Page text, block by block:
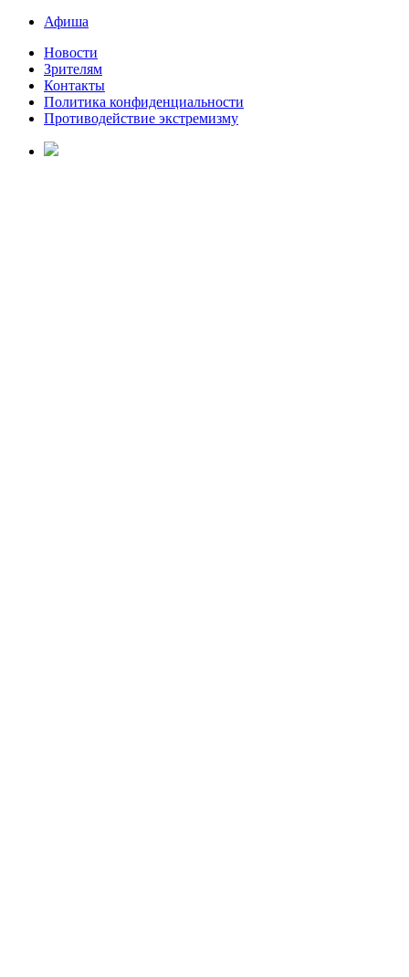
Афиша
Новости
Зрителям
Контакты
Политика конфиденциальности
Противодействие экстремизму